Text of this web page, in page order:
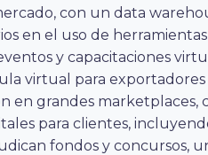
con un data
en el uso de
y capacitaciones
virtual para exportadores
en grandes marketplaces,
para clientes,
fondos y concursos,